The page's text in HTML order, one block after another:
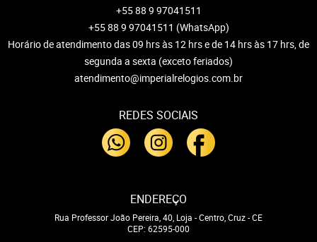
+55 88 9 97041511
+55 88 9 97041511 (WhatsApp)
Horário de atendimento das 09 hrs às 12 hrs e de 14 hrs às 17 hrs, de
segunda a sexta (exceto feriados)
atendimento@imperialrelogios.com.br
REDES SOCIAIS
ENDEREÇO
Rua Professor João Pereira, 40, Loja -Centro, Cruz-CE
CEP: 62595-000